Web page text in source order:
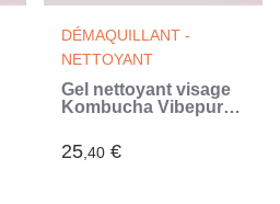
DÉMAQUILLANT -
NETTOYANT
Gel nettoyant visage
Kombucha Vibepure
25,40 €